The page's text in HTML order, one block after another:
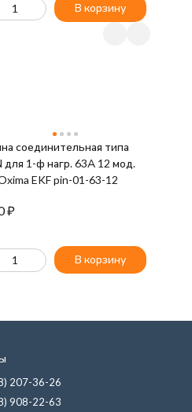
В корзину
соединительная типа
для 1-ф нагр. 63А 12 мод.
EKF pin-01-63-12
₽
В корзину
207-36-26
908-22-63